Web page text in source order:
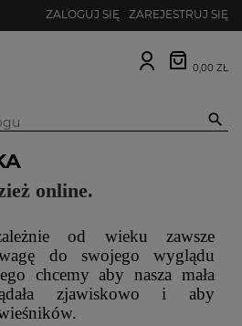
ZALOGUJ SIĘ ZAREJESTRUJ SIĘ

0,00 ZŁ
online.
od wieku zawsze
do swojego wyglądu
chcemy aby nasza mała
zjawiskowo i aby